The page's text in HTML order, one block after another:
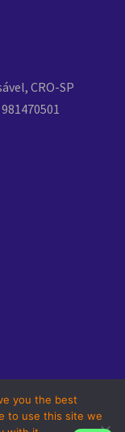
CRO-SP
you the best
to use this site we